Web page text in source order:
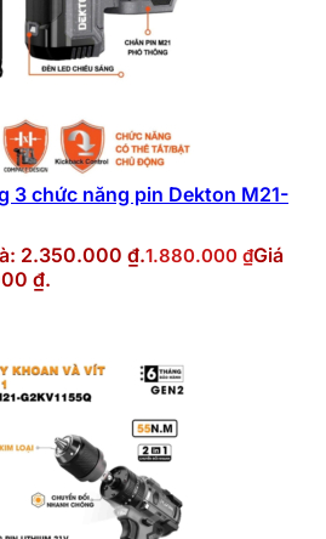
3 chức năng pin Dekton M21-
2.350.000 ₫.1.880.000 ₫Giá
₫.